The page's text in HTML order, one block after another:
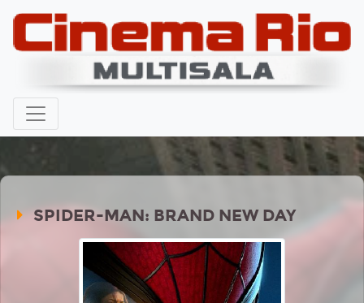
SPIDER-MAN: BRAND NEW DAY